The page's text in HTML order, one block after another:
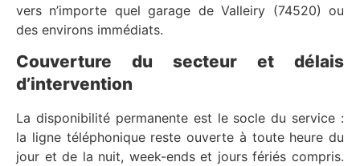
vers n’importe quel garage de Valleiry (74520) ou
des environs immédiats.
Couverture du secteur et délais
d’intervention
La disponibilité permanente est le socle du service :
la ligne téléphonique reste ouverte à toute heure du
jour et de la nuit, week-ends et jours fériés compris.